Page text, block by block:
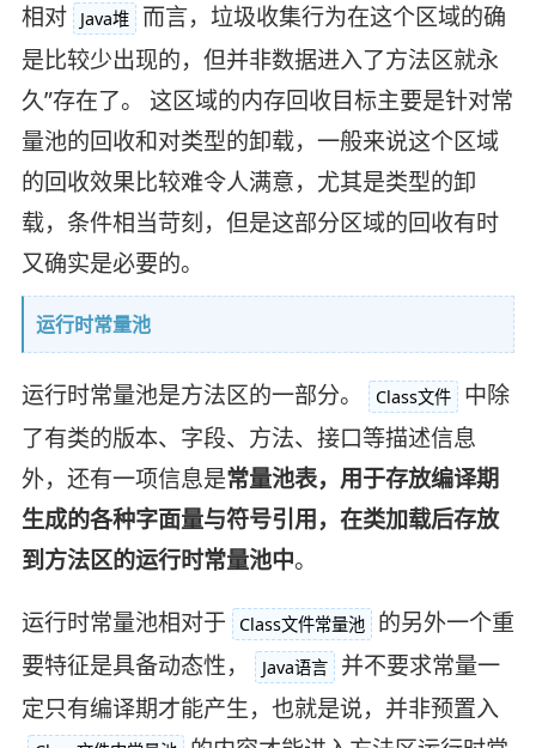
相对 Java堆
而言，垃圾收集行为在这个区域的确
是比较少出现的，但并非数据进入了方法区就永
久”存在了。 这区域的内存回收目标主要是针对常
量池的回收和对类型的卸载，一般来说这个区域
的回收效果比较难令人满意，尤其是类型的卸
载，条件相当苛刻，但是这部分区域的回收有时
又确实是必要的。
运行时常量池
运行时常量池是方法区的一部分。 Class文件
中除
了有类的版本、字段、方法、接口等描述信息
外，还有一项信息是常量池表，用于存放编译期
生成的各种字面量与符号引用，在类加载后存放
到方法区的运行时常量池中。
运行时常量池相对于
Class文件常量池
的另外一个重
要特征是具备动态性，
Java语言
并不要求常量一
定只有编译期才能产生，也就是说，并非预置入